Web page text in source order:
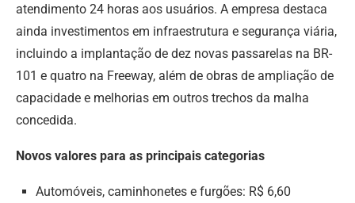
atendimento 24 horas aos usuários. A empresa destaca
ainda investimentos em infraestrutura e segurança viária,
incluindo a implantação de dez novas passarelas na BR-
101 e quatro na Freeway, além de obras de ampliação de
capacidade e melhorias em outros trechos da malha
concedida.
Novos valores para as principais categorias
Automóveis, caminhonetes e furgões: R$ 6,60